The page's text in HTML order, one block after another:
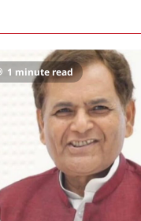
1 minute read